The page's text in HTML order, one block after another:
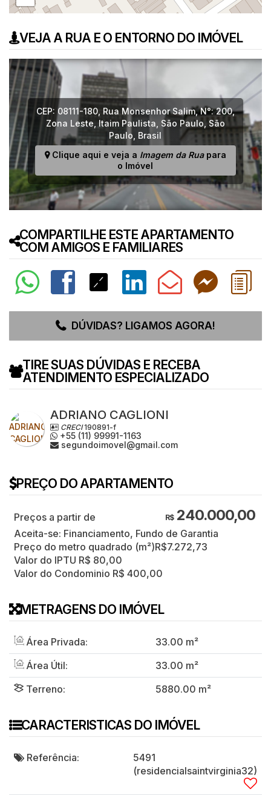
VEJA A RUA E O ENTORNO DO IMÓVEL
CEP: 08111-180, Rua Monsenhor Salim,N°:200,
Zona Leste Itaim Paulista São Paulo São
Paulo Brasil
Clique aqui e veja a Imagem da Ruapara
o Imóvel
COMPARTILHE ESTE APARTAMENTO
COM AMIGOS E FAMILIARES
DÚVIDAS? LIGAMOS AGORA!
TIRE SUAS DÚVIDAS E RECEBA
ATENDIMENTO ESPECIALIZADO
ADRIANO CAGLIONI
CRECI190891-f
+55 (11) 99991-1163
segundoimovel@gmail.com
PREÇO DO APARTAMENTO
R$240.000,00
Aceita-se: Financiamento, Fundo de Garantia
Preço do metro quadrado (m²)R$7.272,73
Valor do IPTU R$ 80,00
Valor do Condominio R$ 400,00
METRAGENS DO IMÓVEL
Área Privada: 33.00 m²
Área Útil:
33.00 m²
Terreno:
5880.00 m²
CARACTERISTICAS DO IMÓVEL
Referência:
5491
(residencialsaintvirginia32)